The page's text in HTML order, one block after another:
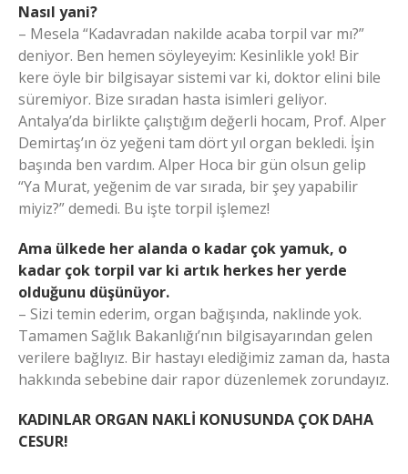
Nasıl yani?
– Mesela “Kadavradan nakilde acaba torpil var mı?”
deniyor. Ben hemen söyleyeyim: Kesinlikle yok! Bir
kere öyle bir bilgisayar sistemi var ki, doktor elini bile
süremiyor. Bize sıradan hasta isimleri geliyor.
Antalya’da birlikte çalıştığım değerli hocam, Prof. Alper
Demirtaş’ın öz yeğeni tam dört yıl organ bekledi. İşin
başında ben vardım. Alper Hoca bir gün olsun gelip
“Ya Murat, yeğenim de var sırada, bir şey yapabilir
miyiz?” demedi. Bu işte torpil işlemez!
Ama ülkede her alanda o kadar çok yamuk, o
kadar çok torpil var ki artık herkes her yerde
olduğunu düşünüyor.
– Sizi temin ederim, organ bağışında, naklinde yok.
Tamamen Sağlık Bakanlığı’nın bilgisayarından gelen
verilere bağlıyız. Bir hastayı elediğimiz zaman da, hasta
hakkında sebebine dair rapor düzenlemek zorundayız.
KADINLAR ORGAN NAKLİ KONUSUNDA ÇOK DAHA
CESUR!